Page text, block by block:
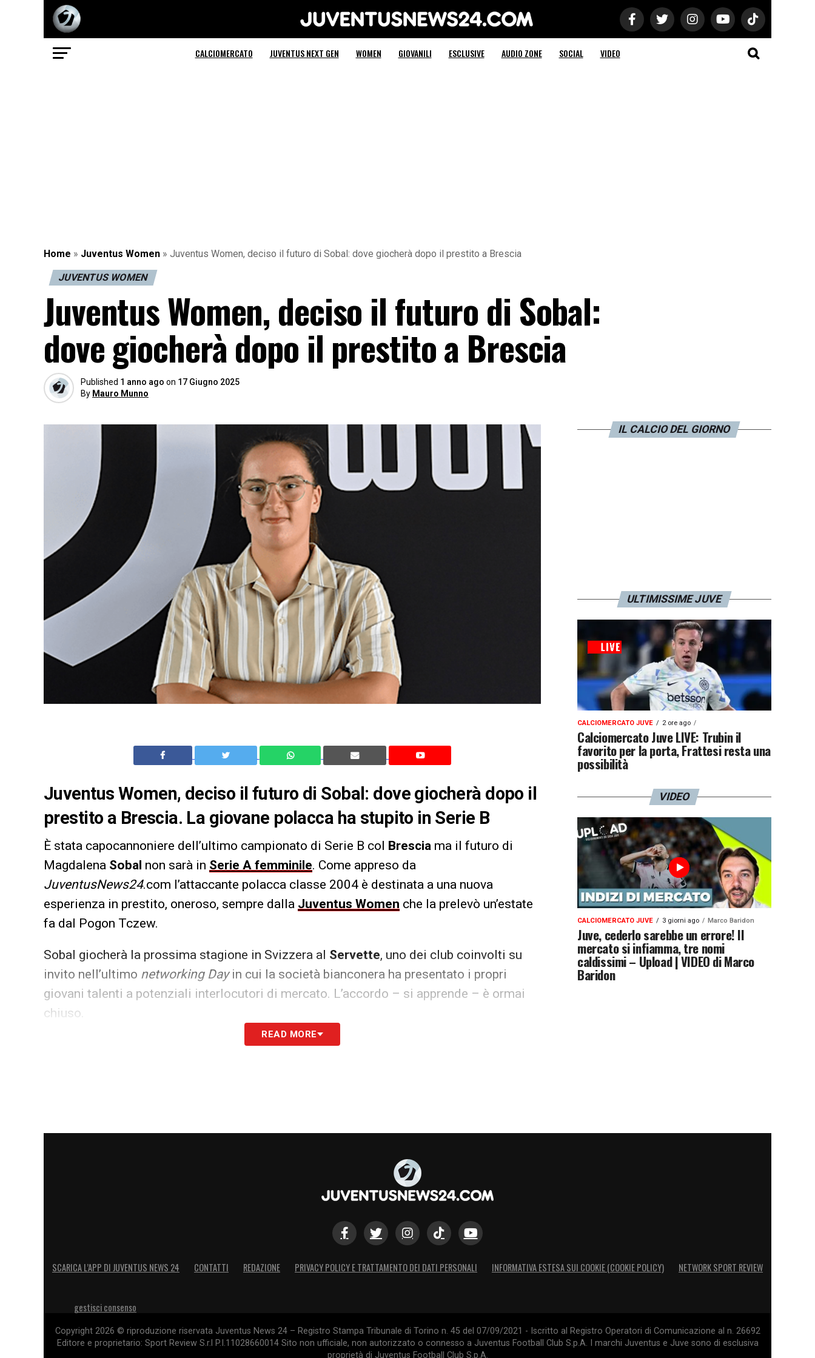
Juventus News 24
CALCIOMERCATO JUVENTUS NEXT GEN WOMEN GIOVANILI ESCLUSIVE AUDIO ZONE SOCIAL VIDEO
Home » Juventus Women » Juventus Women, deciso il futuro di Sobal: dove giocherà dopo il prestito a Brescia
JUVENTUS WOMEN
Juventus Women, deciso il futuro di Sobal:
dove giocherà dopo il prestito a Brescia
Published 1 anno ago on 17 Giugno 2025
By Mauro Munno
Juventus Women, deciso il futuro di Sobal: dove giocherà dopo il
prestito a Brescia. La giovane polacca ha stupito in Serie B
È stata capocannoniere dell’ultimo campionato di Serie B col Brescia ma il futuro di
Magdalena Sobal non sarà in Serie A femminile. Come appreso da
JuventusNews24.com l’attaccante polacca classe 2004 è destinata a una nuova
esperienza in prestito, oneroso, sempre dalla Juventus Women che la prelevò un’estate
fa dal Pogon Tczew.
Sobal giocherà la prossima stagione in Svizzera al Servette, uno dei club coinvolti su
invito nell’ultimo networking Dayin cui la società bianconera ha presentato i propri
giovani talenti a potenziali interlocutori di mercato. L’accordo – si apprende – è ormai
chiuso.
LA PLAYLIST DELLE NOSTRE TOP NEWS
READ MORE
IL CALCIO DEL GIORNO
ULTIMISSIME JUVE
CALCIOMERCATO JUVE 2 ore ago
Calciomercato Juve LIVE: Trubin il
favorito per la porta, Frattesi resta una
possibilità
VIDEO
CALCIOMERCATO JUVE 3 giorni ago Marco Baridon
Juve, cederlo sarebbe un errore! Il
mercato si infiamma, tre nomi
caldissimi – Upload | VIDEO di Marco
Baridon
SCARICA L’APP DI JUVENTUS NEWS 24 CONTATTI REDAZIONE PRIVACY POLICY E TRATTAMENTO DEI DATI PERSONALI INFORMATIVA ESTESA SUI COOKIE (COOKIE POLICY) NETWORK SPORT REVIEW
gestisci consenso
Copyright 2026 © riproduzione riservata Juventus News 24 – Registro Stampa Tribunale di Torino n. 45 del 07/09/2021 - Iscritto al Registro Operatori di Comunicazione al n. 26692
Editore e proprietario: Sport Review S.r.l P.I.11028660014 Sito non ufficiale, non autorizzato o connesso a Juventus Football Club S.p.A. I marchi Juventus e Juve sono di esclusiva
proprietà di Juventus Football Club S.p.A.